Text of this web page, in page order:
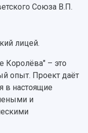
Союза В.П.
лицей.
Королёва" – это
опыт. Проект даёт
в настоящие
и